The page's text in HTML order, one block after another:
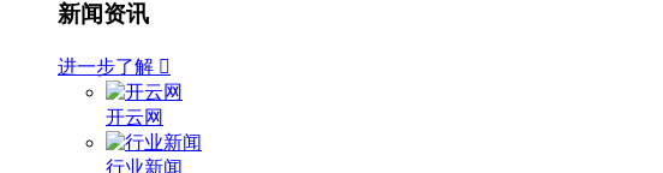
新闻资讯
进一步了解 
开云网
行业新闻